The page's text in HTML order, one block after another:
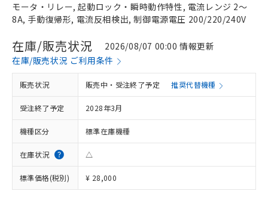
モータ・リレー, 起動ロック・瞬時動作特性, 電流レンジ 2～
8A, 手動復帰形, 電流反相検出, 制御電源電圧 200/220/240V
在庫/販売状況
2026/08/07 00:00 情報更新
在庫/販売状況 ご利用条件
販売状況 販売中・受注終了予定 推奨代替機種
受注終了予定 2028年3月
機種区分 標準在庫機種
在庫状況 △
標準価格(税別) ¥ 28,000